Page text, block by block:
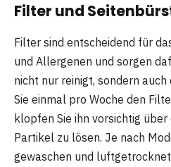
Filter und
Filter sind entscheidend für
und Allergenen und sorgen
nicht nur reinigt, sondern
Sie einmal pro Woche den
klopfen Sie ihn vorsichtig
Partikel zu lösen. Je nach
gewaschen und